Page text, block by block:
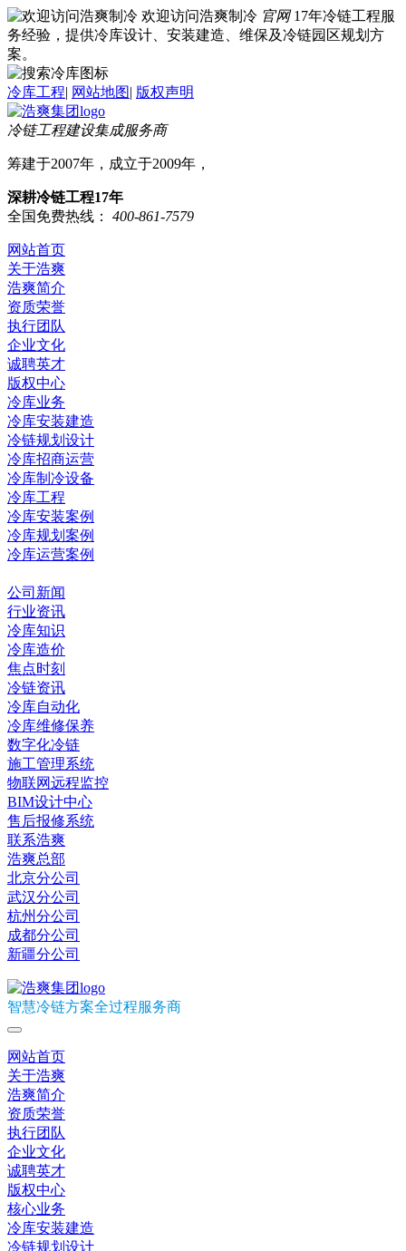
欢迎访问浩爽制冷 官网 17年冷链工程服
务经验，提供冷库设计、安装建造、维保及冷链园区规划方
案。
冷库工程| 网站地图| 版权声明
冷链工程建设集成服务商
筹建于2007年，成立于2009年，
深耕冷链工程17年
全国免费热线：
400-861-7579
网站首页
关于浩爽
浩爽简介
资质荣誉
执行团队
企业文化
诚聘英才
版权中心
冷库业务
冷库安装建造
冷链规划设计
冷库招商运营
冷库制冷设备
冷库工程
冷库安装案例
冷库规划案例
冷库运营案例
公司新闻
行业资讯
冷库知识
冷库造价
焦点时刻
冷链资讯
冷库自动化
冷库维修保养
数字化冷链
施工管理系统
物联网远程监控
BIM设计中心
售后报修系统
联系浩爽
浩爽总部
北京分公司
武汉分公司
杭州分公司
成都分公司
新疆分公司
智慧冷链方案全过程服务商
网站首页
关于浩爽
浩爽简介
资质荣誉
执行团队
企业文化
诚聘英才
版权中心
核心业务
冷库安装建造
冷链规划设计